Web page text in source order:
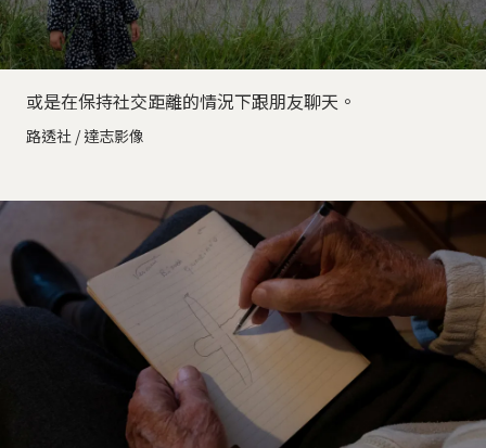
或是在保持社交距離的情況下跟朋友聊天。
路透社 / 達志影像